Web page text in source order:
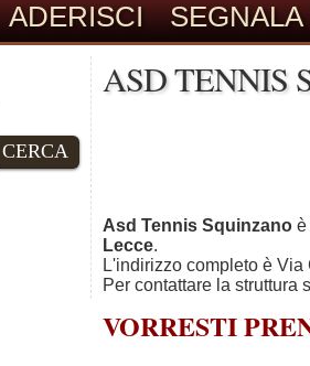
ADERISCI
CERCA
ASD TENNIS
Asd Tennis Squinzano è
Lecce.
L'indirizzo completo è
Per contattare la struttura
VORRESTI